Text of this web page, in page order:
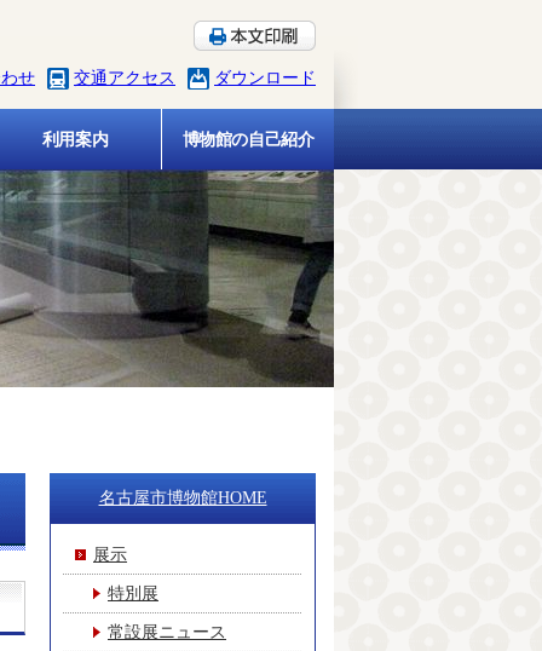
せ 交通アクセス ダウンロード
利用案内 博物館の自己紹介
名古屋市博物館HOME
展示
特別展
常設展ニュース